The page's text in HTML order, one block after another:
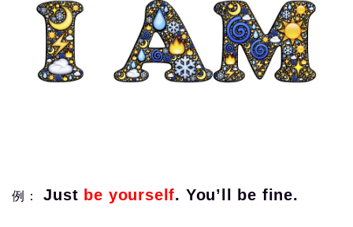
例： Just be yourself. You’ll be fine.